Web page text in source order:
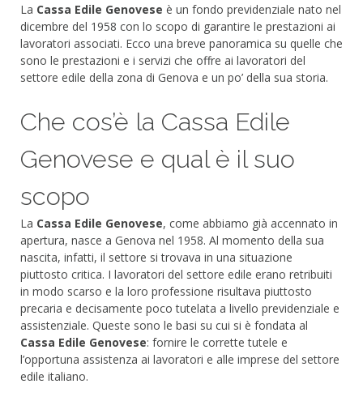
La Cassa Edile Genovese è un fondo previdenziale nato nel
dicembre del 1958 con lo scopo di garantire le prestazioni ai
lavoratori associati. Ecco una breve panoramica su quelle che
sono le prestazioni e i servizi che offre ai lavoratori del
settore edile della zona di Genova e un po’ della sua storia.
Che cos’è la Cassa Edile
Genovese e qual è il suo
scopo
La Cassa Edile Genovese, come abbiamo già accennato in
apertura, nasce a Genova nel 1958. Al momento della sua
nascita, infatti, il settore si trovava in una situazione
piuttosto critica. I lavoratori del settore edile erano retribuiti
in modo scarso e la loro professione risultava piuttosto
precaria e decisamente poco tutelata a livello previdenziale e
assistenziale. Queste sono le basi su cui si è fondata al
Cassa Edile Genovese: fornire le corrette tutele e
l’opportuna assistenza ai lavoratori e alle imprese del settore
edile italiano.